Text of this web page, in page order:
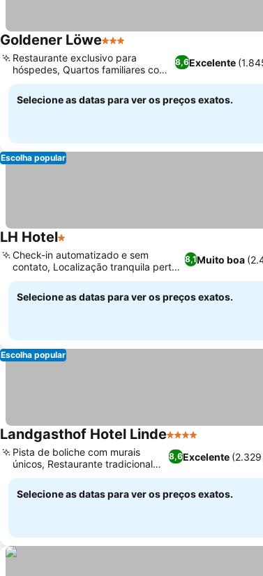
Goldener Löwe3 Estrelas
8,6Excelente
Restaurante exclusivo para
hóspedes, Quartos familiares com
beliches
Selecione as datas para ver os preços exatos.
Escolha popular
LH Hotel1 Estrelas
8,1Muito boa
Check-in automatizado e sem
contato, Localização tranquila perto
do campo
Selecione as datas para ver os preços exatos.
Escolha popular
Landgasthof Hotel Linde4 Estrelas
8,6Excelente
Pista de boliche com murais
únicos, Restaurante tradicional
alemão
Selecione as datas para ver os preços exatos.